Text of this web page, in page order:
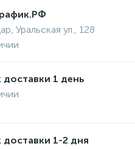
Уральская ул., 128
1 день
доставки 1-2 дня